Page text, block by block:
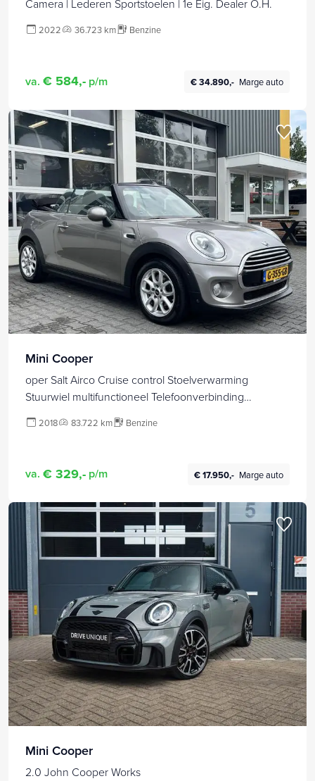
Camera | Lederen Sportstoelen | 1e Eig. Dealer O.H.
2022 36.723 km Benzine
va. € 584,- p/m € 34.890,- Marge auto
Mini Cooper
oper Salt Airco Cruise control Stoelverwarming
Stuurwiel multifunctioneel Telefoonverbinding
2018 83.722 km Benzine
va. € 329,- p/m € 17.950,- Marge auto
Mini Cooper
2.0 John Cooper Works